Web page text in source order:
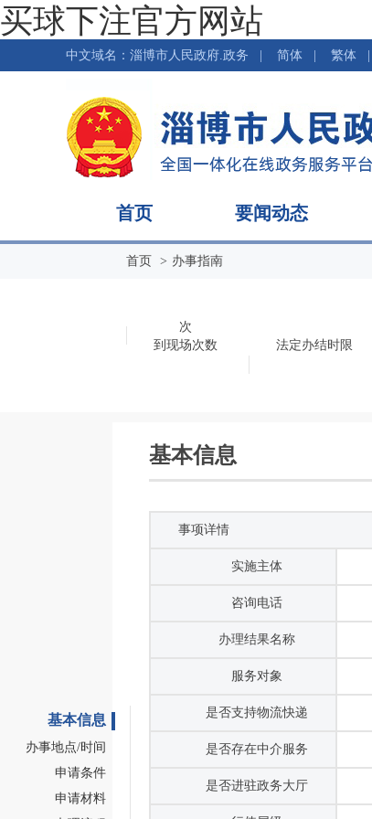
买球下注官方网站
中文域名：淄博市人民政府.政务 简体
首页 要闻动态
首页 办事指南
次
到现场次数
法定办结时限
基本信息
办事地点/时间
申请条件
申请材料
基本信息
事项详情
实施主体
咨询电话
办理结果名称
服务对象
是否支持物流快递
是否存在中介服务
是否进驻政务大厅